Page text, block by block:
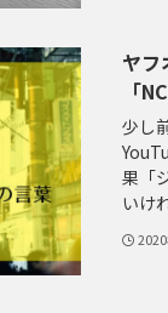
ヤフ
「
少し
果「
いけ